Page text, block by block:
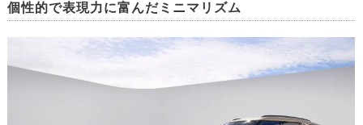
個性的で表現力に富んだミニマリズム